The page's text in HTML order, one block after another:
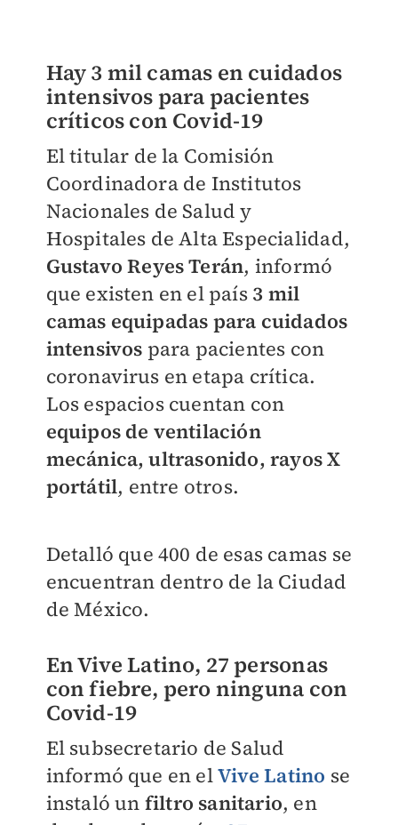
Hay 3 mil camas en cuidados
intensivos para pacientes
críticos con Covid-19
El titular de la Comisión
Coordinadora de Institutos
Nacionales de Salud y
Hospitales de Alta Especialidad,
Gustavo Reyes Terán, informó
que existen en el país 3 mil
camas equipadas para cuidados
intensivos para pacientes con
coronavirus en etapa crítica.
Los espacios cuentan con
equipos de ventilación
mecánica, ultrasonido, rayos X
portátil, entre otros.
Detalló que 400 de esas camas se
encuentran dentro de la Ciudad
de México.
En Vive Latino, 27 personas
con fiebre, pero ninguna con
Covid-19
El subsecretario de Salud
informó que en elVive Latino se
instaló un filtro sanitario, en